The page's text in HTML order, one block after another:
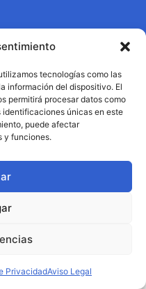
tecnologías como las
información del dispositivo. El
permitirá procesar datos como
únicas en este
puede afectar
y funciones.
PrivacidadAviso Legal